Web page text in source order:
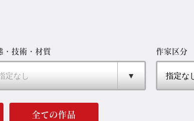
・技術・材質 作家区分
全ての作品